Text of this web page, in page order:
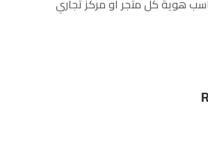
هوية كل متجر أو مركز تجاري